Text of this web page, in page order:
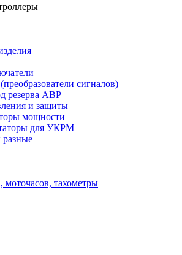
сигналов)
резерва АВР
и защиты
мощности
для УКРМ
моточасов, тахометры